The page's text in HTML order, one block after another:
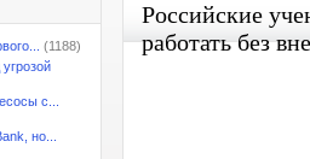
(1188)
с...
но...
Российские
работать без